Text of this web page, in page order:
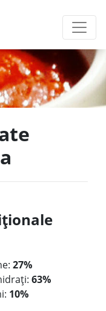
27%
63%
10%